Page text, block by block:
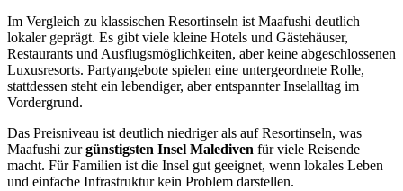
Im Vergleich zu klassischen Resortinseln ist Maafushi deutlich
lokaler geprägt. Es gibt viele kleine Hotels und Gästehäuser,
Restaurants und Ausflugsmöglichkeiten, aber keine abgeschlossenen
Luxusresorts. Partyangebote spielen eine untergeordnete Rolle,
stattdessen steht ein lebendiger, aber entspannter Inselalltag im
Vordergrund.
Das Preisniveau ist deutlich niedriger als auf Resortinseln, was
Maafushi zurgünstigsten Insel Malediven für viele Reisende
macht. Für Familien ist die Insel gut geeignet, wenn lokales Leben
und einfache Infrastruktur kein Problem darstellen.